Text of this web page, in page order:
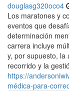
douglasg320oco4
Los maratones y
eventos que
determinación
carrera incluye
y, por supuesto, la
recorrido y la
https://
médica-para-